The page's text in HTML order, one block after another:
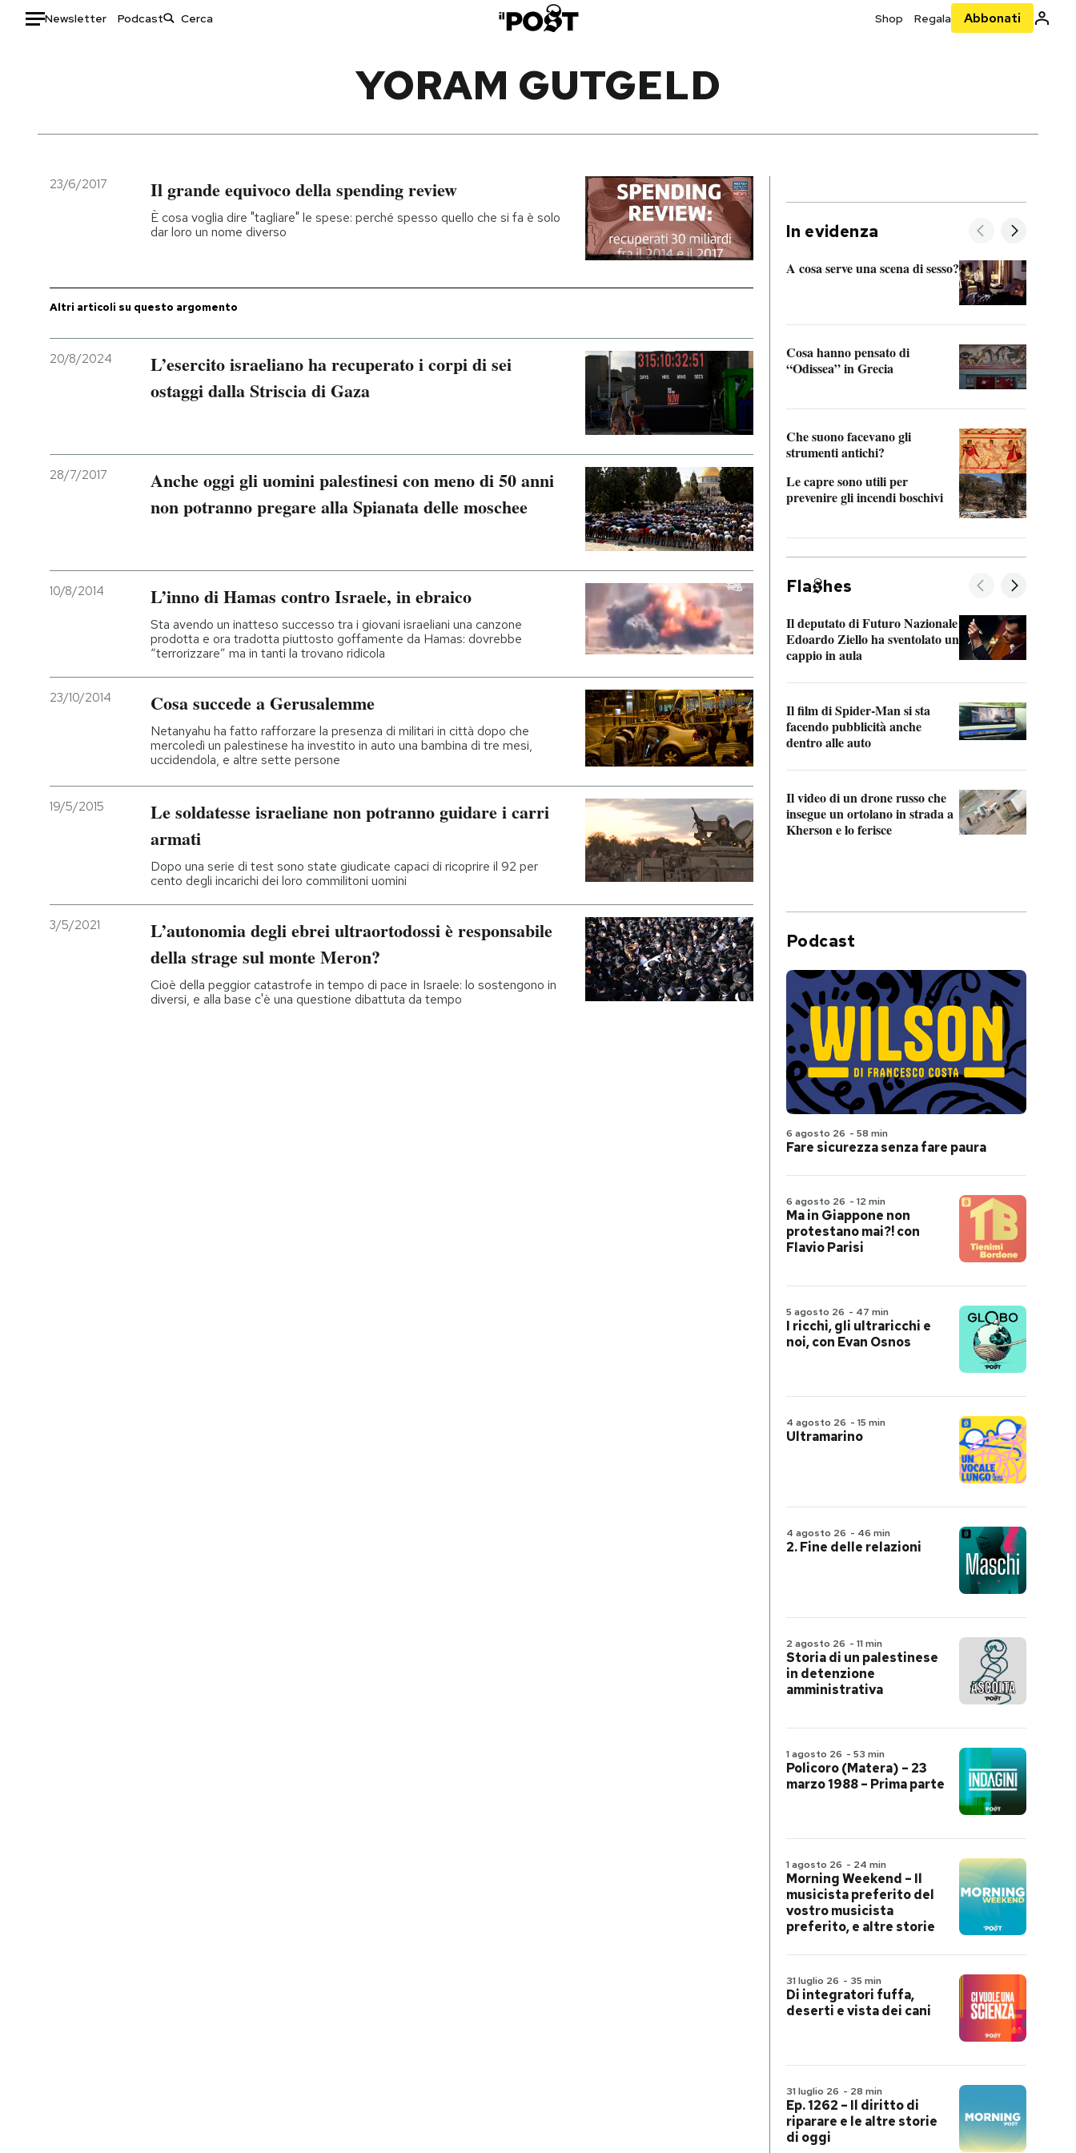
Newsletter Podcast Shop Regala Abbonati
Italia
Politica
Moda
Storie/Idee
Ok Boomer!
CALENDARIO
AREA PERSONALE
YORAM GUTGELD
23/6/2017 Il grande equivoco della spending review
È cosa voglia dire "tagliare" le spese: perché spesso quello che si fa è solo
dar loro un nome diverso
Altri articoli su questo argomento
20/8/2024
L’esercito israeliano ha recuperato i corpi di sei
ostaggi dalla Striscia di Gaza
28/7/2017
Anche oggi gli uomini palestinesi con meno di 50 anni
non potranno pregare alla Spianata delle moschee
10/8/2014 L’inno di Hamas contro Israele, in ebraico
Sta avendo un inatteso successo tra i giovani israeliani una canzone
prodotta e ora tradotta piuttosto goffamente da Hamas: dovrebbe
“terrorizzare” ma in tanti la trovano ridicola
23/10/2014 Cosa succede a Gerusalemme
Netanyahu ha fatto rafforzare la presenza di militari in città dopo che
mercoledì un palestinese ha investito in auto una bambina di tre mesi,
uccidendola, e altre sette persone
19/5/2015
Le soldatesse israeliane non potranno guidare i carri
armati
Dopo una serie di test sono state giudicate capaci di ricoprire il 92 per
cento degli incarichi dei loro commilitoni uomini
3/5/2021
L’autonomia degli ebrei ultraortodossi è responsabile
della strage sul monte Meron?
Cioè della peggior catastrofe in tempo di pace in Israele: lo sostengono in
diversi, e alla base c'è una questione dibattuta da tempo
In evidenza
A cosa serve una scena di sesso?
Cosa hanno pensato di
“Odissea” in Grecia
Che suono facevano gli
strumenti antichi?
Le capre sono utili per
prevenire gli incendi boschivi
Fla hes
Il deputato di Futuro Nazionale
Edoardo Ziello ha sventolato un
cappio in aula
Il film di Spider-Man si sta
facendo pubblicità anche
dentro alle auto
Il video di un drone russo che
insegue un ortolano in strada a
Kherson e lo ferisce
Podcast
6 agosto 26 - 58 min
Fare sicurezza senza fare paura
6 agosto 26 - 12 min
Ma in Giappone non
protestano mai?! con
Flavio Parisi
5 agosto 26 - 47 min
I ricchi, gli ultraricchi e
noi, con Evan Osnos
4 agosto 26 - 15 min
Ultramarino
4 agosto 26 - 46 min
2. Fine delle relazioni
2 agosto 26 - 11 min
Storia di un palestinese
in detenzione
amministrativa
1 agosto 26 - 53 min
Policoro (Matera) – 23
marzo 1988 – Prima parte
1 agosto 26 - 24 min
Morning Weekend – Il
musicista preferito del
vostro musicista
preferito, e altre storie
31 luglio 26 - 35 min
Di integratori fuffa,
deserti e vista dei cani
31 luglio 26 - 28 min
Ep. 1262 – Il diritto di
riparare e le altre storie
di oggi